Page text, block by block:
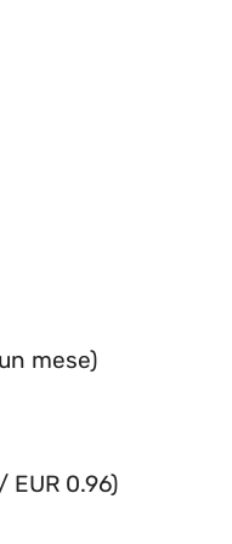
mese)
EUR 0.96)